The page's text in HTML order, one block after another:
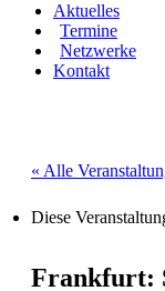
Aktuelles
Termine
Netzwerke
Kontakt
« Alle
Diese
Frankfurt: